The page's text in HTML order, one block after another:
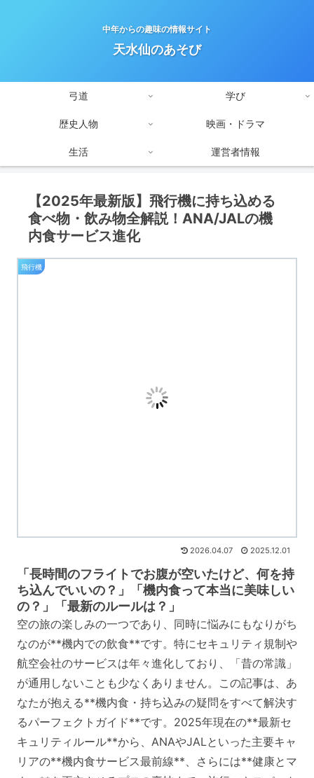
中年からの趣味の情報サイト
天水仙のあそび
弓道 学び
歴史人物 映画・ドラマ
生活 運営者情報
【2025年最新版】飛行機に持ち込める
食べ物・飲み物全解説！ANA/JALの機
内食サービス進化
飛行機
2026.04.07 2025.12.01
「長時間のフライトでお腹が空いたけど、何を持
ち込んでいいの？」「機内食って本当に美味しい
の？」「最新のルールは？」
空の旅の楽しみの一つであり、同時に悩みにもなりがち
なのが**機内での飲食**です。特にセキュリティ規制や
航空会社のサービスは年々進化しており、「昔の常識」
が通用しないことも少なくありません。この記事は、あ
なたが抱える**機内食・持ち込みの疑問をすべて解決す
るパーフェクトガイド**です。2025年現在の**最新セ
キュリティルール**から、ANAやJALといった主要キャ
リアの**機内食サービス最前線**、さらには**健康とマ